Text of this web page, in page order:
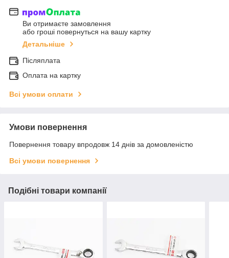
Ви отримаєте замовлення
або гроші повернуться на вашу картку
Детальніше
Післяплата
Оплата на картку
Всі умови оплати
Умови повернення
Повернення товару впродовж 14 днів за домовленістю
Всі умови повернення
Подібні товари компанії